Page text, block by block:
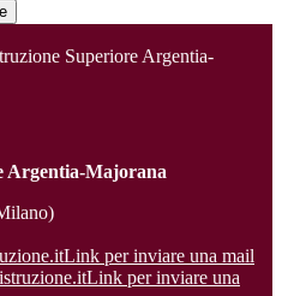
Superiore Argentia-
Argentia-Majorana
Link per inviare una mail
Link per inviare una